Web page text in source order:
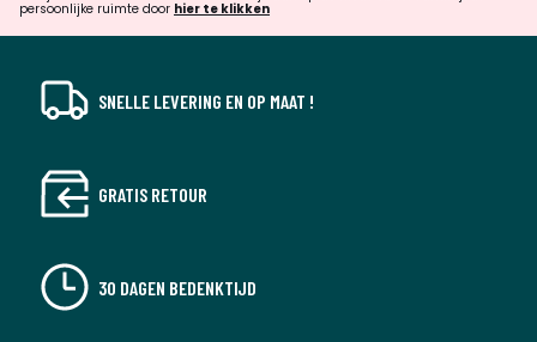
persoonlijke ruimte door hier te klikken
SNELLE LEVERING EN OP MAAT !
GRATIS RETOUR
30 DAGEN BEDENKTIJD